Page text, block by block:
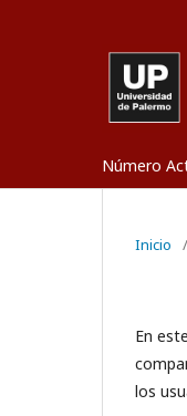
Número
Inicio /
En
los